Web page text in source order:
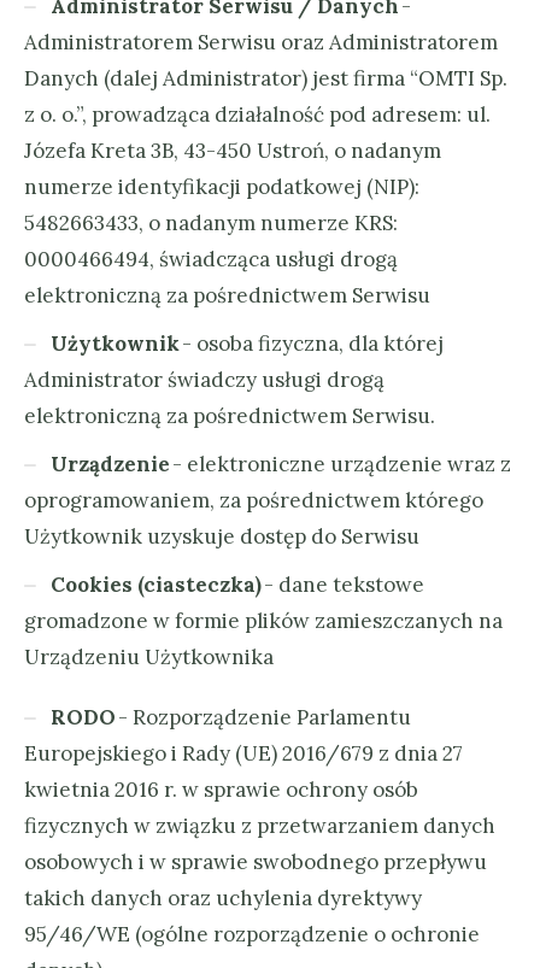
Administrator Serwisu / Danych-
Administratorem Serwisu oraz Administratorem
Danych (dalej Administrator) jest firma “OMTI Sp.
z o. o.”, prowadząca działalność pod adresem: ul.
Józefa Kreta 3B, 43-450 Ustroń, o nadanym
numerze identyfikacji podatkowej (NIP):
5482663433, o nadanym numerze KRS:
0000466494, świadcząca usługi drogą
elektroniczną za pośrednictwem Serwisu
Użytkownik- osoba fizyczna, dla której
Administrator świadczy usługi drogą
elektroniczną za pośrednictwem Serwisu.
Urządzenie- elektroniczne urządzenie wraz z
oprogramowaniem, za pośrednictwem którego
Użytkownik uzyskuje dostęp do Serwisu
Cookies (ciasteczka)- dane tekstowe
gromadzone w formie plików zamieszczanych na
Urządzeniu Użytkownika
RODO- Rozporządzenie Parlamentu
Europejskiego i Rady (UE) 2016/679 z dnia 27
kwietnia 2016 r. w sprawie ochrony osób
fizycznych w związku z przetwarzaniem danych
osobowych i w sprawie swobodnego przepływu
takich danych oraz uchylenia dyrektywy
95/46/WE (ogólne rozporządzenie o ochronie